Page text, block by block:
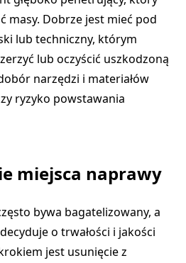
masy. Dobrze jest mieć pod
lub techniczny, którym
lub oczyścić uszkodzoną
narzędzi i materiałów
ryzyko powstawania
miejsca naprawy
bywa bagatelizowany, a
o trwałości i jakości
jest usunięcie z